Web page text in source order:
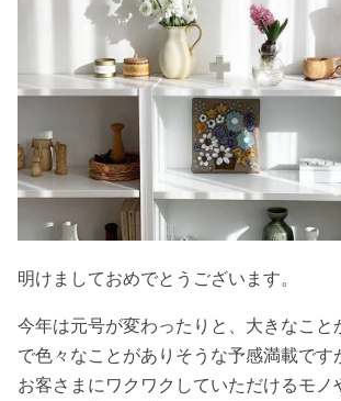
明けましておめでとうございます。
今年は元号が変わったりと、大きなこと
で色々なことがありそうな予感満載です
お客さまにワクワクしていただけるモノ